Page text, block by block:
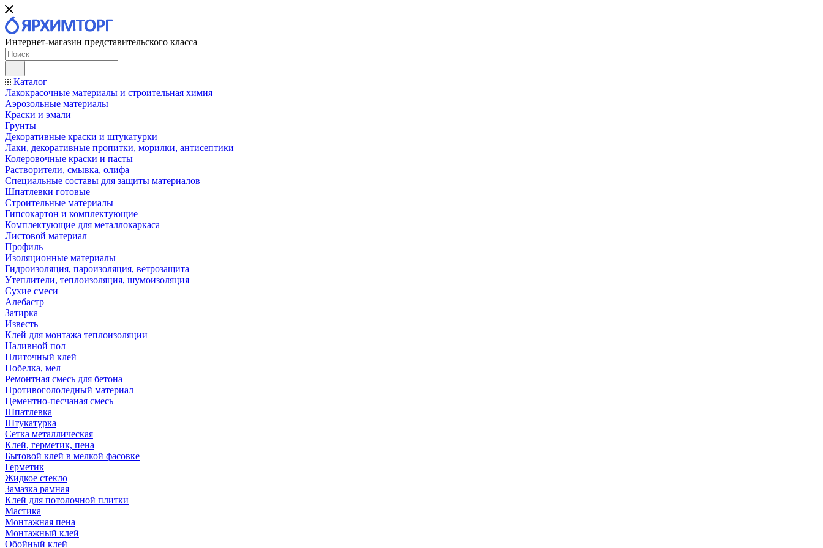
Интернет-магазин представительского класса
Каталог
Лакокрасочные материалы и строительная химия
Аэрозольные материалы
Краски и эмали
Грунты
Декоративные краски и штукатурки
Лаки, декоративные пропитки, морилки, антисептики
Колеровочные краски и пасты
Растворители, смывка, олифа
Специальные составы для защиты материалов
Шпатлевки готовые
Строительные материалы
Гипсокартон и комплектующие
Комплектующие для металлокаркаса
Листовой материал
Профиль
Изоляционные материалы
Гидроизоляция, пароизоляция, ветрозащита
Утеплители, теплоизоляция, шумоизоляция
Сухие смеси
Алебастр
Затирка
Известь
Клей для монтажа теплоизоляции
Наливной пол
Плиточный клей
Побелка, мел
Ремонтная смесь для бетона
Противогололедный материал
Цементно-песчаная смесь
Шпатлевка
Штукатурка
Сетка металлическая
Клей, герметик, пена
Бытовой клей в мелкой фасовке
Герметик
Жидкое стекло
Замазка рамная
Клей для потолочной плитки
Мастика
Монтажная пена
Монтажный клей
Обойный клей